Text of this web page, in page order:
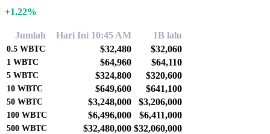
+1.22%
Jumlah Hari Ini 10:45 AM 1B lalu
0.5 WBTC $32,480 $32,060
1 WBTC $64,960 $64,110
5 WBTC $324,800 $320,600
10 WBTC $649,600 $641,100
50 WBTC $3,248,000 $3,206,000
100 WBTC $6,496,000 $6,411,000
500 WBTC $32,480,000 $32,060,000